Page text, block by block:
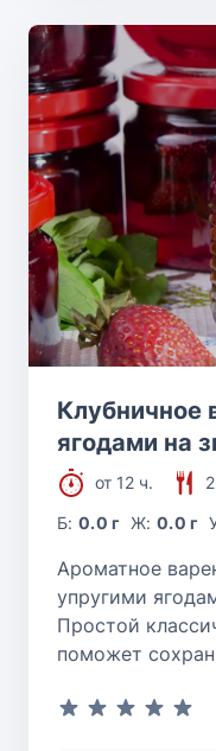
Клубничное
ягодами на
от 12 ч.
Б:0.0 г Ж: 0.0 г
Ароматное
упругими
Простой
поможет